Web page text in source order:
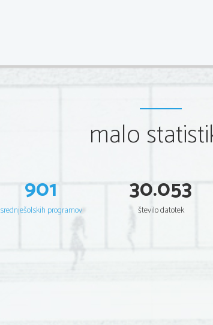
malo
901
srednješolskih programov
30.053
število datotek